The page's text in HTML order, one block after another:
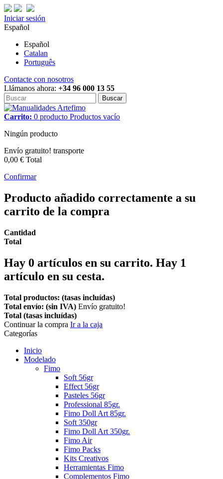
Iniciar sesión
Español
Español
Catalan
Português
Contacte con nosotros
Llámanos ahora: +34 96 000 13 55
Buscar
Carrito: 0 producto Productos vacío
Ningún producto
Envío gratuito! transporte
0,00 € Total
Confirmar
Producto añadido correctamente a su
carrito de la compra
Cantidad
Total
Hay 0 artículos en su carrito. Hay 1
artículo en su cesta.
Total productos: (tasas incluídas)
Total envío: (sin IVA) Envío gratuito!
Total (tasas incluídas)
Continuar la compra Ir a la caja
Categorías
Inicio
Modelado
Fimo
Soft 56gr
Effect 56gr
Pasteles 56gr
Professional 85gr.
Fimo Doll Art 85gr.
Soft 350gr
Fimo Doll Art 350gr.
Fimo Air
Fimo Packs
Kits Creativos
Herramientas Fimo
Complementos Fimo